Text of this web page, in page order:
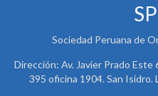
Sociedad Peruana de
Dirección: Av. Javier Prado
395 oficina 1904. San Isidro.